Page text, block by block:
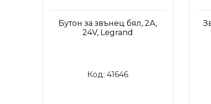
Бутон за звънец бял, 2А,
24V, Legrand
Код:41646